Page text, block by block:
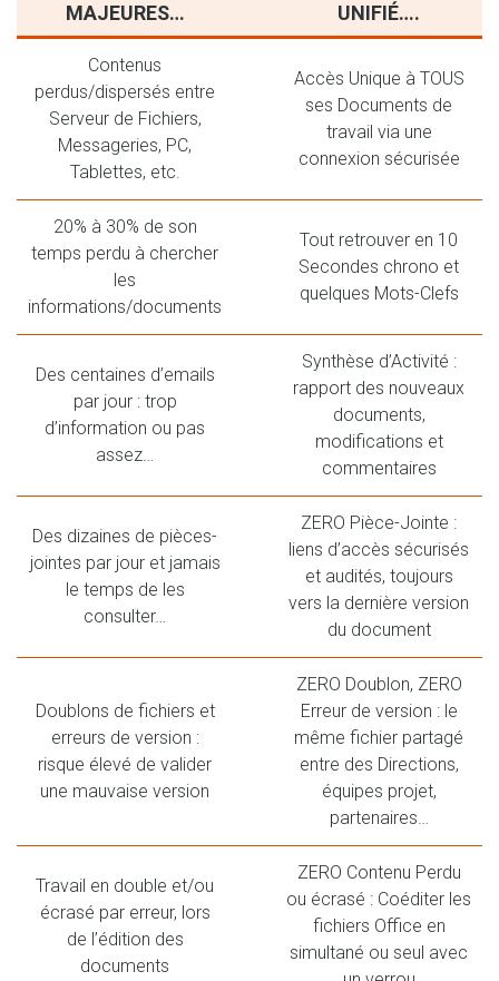
MAJEURES…
UNIFIÉ….
Contenus
perdus/dispersés entre
Serveur de Fichiers,
Messageries, PC,
Tablettes, etc.
Accès Unique à TOUS
ses Documents de
travail via une
connexion sécurisée
20% à 30% de son
temps perdu à chercher
les
informations/documents
Tout retrouver en 10
Secondes chrono et
quelques Mots-Clefs
Des centaines d’emails
par jour : trop
d’information ou pas
assez…
Synthèse d’Activité :
rapport des nouveaux
documents,
modifications et
commentaires
Des dizaines de pièces-
jointes par jour et jamais
le temps de les
consulter…
ZERO Pièce-Jointe :
liens d’accès sécurisés
et audités, toujours
vers la dernière version
du document
Doublons de fichiers et
erreurs de version :
risque élevé de valider
une mauvaise version
ZERO Doublon, ZERO
Erreur de version : le
même fichier partagé
entre des Directions,
équipes projet,
partenaires…
Travail en double et/ou
écrasé par erreur, lors
de l’édition des
documents
ZERO Contenu Perdu
ou écrasé : Coéditer les
fichiers Office en
simultané ou seul avec